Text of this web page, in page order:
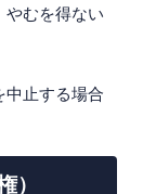
むを得ない
止する場合
）